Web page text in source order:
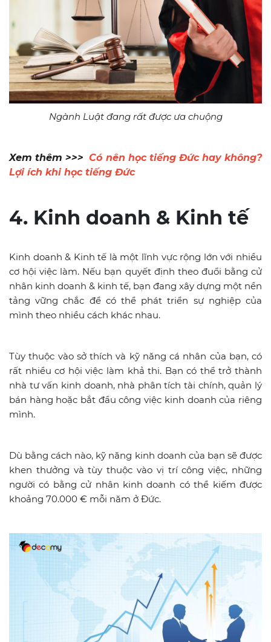
Ngành Luật đang rất được ưa chuộng
Xem thêm >>> Có nên học tiếng Đức hay không?
Lợi ích khi học tiếng Đức
4. Kinh doanh & Kinh tế
Kinh doanh & Kinh tế là một lĩnh vực rộng lớn với nhiều
cơ hội việc làm. Nếu bạn quyết định theo đuổi bằng cử
nhân kinh doanh & kinh tế, bạn đang xây dựng một nền
tảng vững chắc để có thể phát triển sự nghiệp của
mình theo nhiều cách khác nhau.
Tùy thuộc vào sở thích và kỹ năng cá nhân của bạn, có
rất nhiều cơ hội việc làm khả thi. Bạn có thể trở thành
nhà tư vấn kinh doanh, nhà phân tích tài chính, quản lý
bán hàng hoặc bắt đầu công việc kinh doanh của riêng
mình.
Dù bằng cách nào, kỹ năng kinh doanh của bạn sẽ được
khen thưởng và tùy thuộc vào vị trí công việc, những
người có bằng cử nhân kinh doanh có thể kiếm được
khoảng 70.000 € mỗi năm ở Đức.